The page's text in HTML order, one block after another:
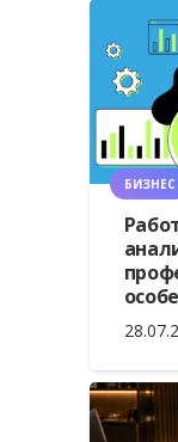
БИЗНЕС